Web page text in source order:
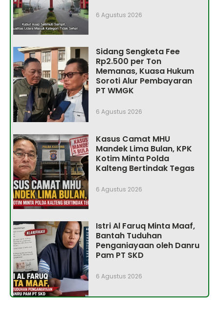
6 Agustus 2026
Sidang Sengketa Fee
Rp2.500 per Ton
Memanas, Kuasa Hukum
Soroti Alur Pembayaran
PT WMGK
6 Agustus 2026
Kasus Camat MHU
Mandek Lima Bulan, KPK
Kotim Minta Polda
Kalteng Bertindak Tegas
6 Agustus 2026
Istri Al Faruq Minta Maaf,
Bantah Tuduhan
Penganiayaan oleh Danru
Pam PT SKD
6 Agustus 2026